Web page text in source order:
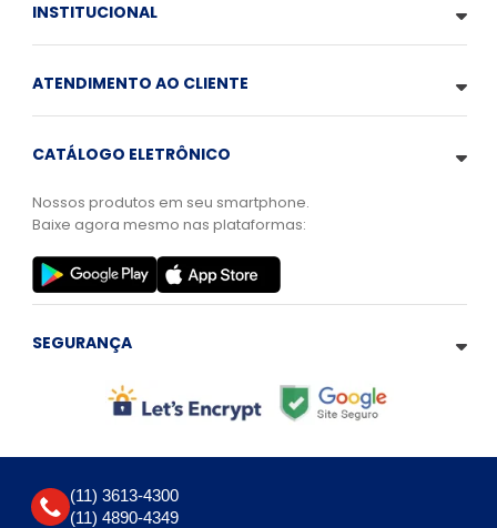
INSTITUCIONAL
ATENDIMENTO AO CLIENTE
CATÁLOGO ELETRÔNICO
Nossos produtos em seu smartphone.
Baixe agora mesmo nas plataformas:
SEGURANÇA
(11) 3613-4300
(11) 4890-4349